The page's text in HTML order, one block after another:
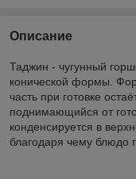
Описание
Таджин - чугунный
конической формы.
часть при готовке
поднимающийся от
конденсируется в
благодаря чему блюдо